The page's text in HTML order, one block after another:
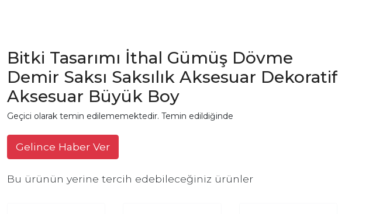
Bitki Tasarımı İthal Gümüş Dövme
Demir Saksı Saksılık Aksesuar Dekoratif
Aksesuar Büyük Boy
Geçici olarak temin edilememektedir. Temin edildiğinde
Gelince Haber Ver
Bu ürünün yerine tercih edebileceğiniz ürünler